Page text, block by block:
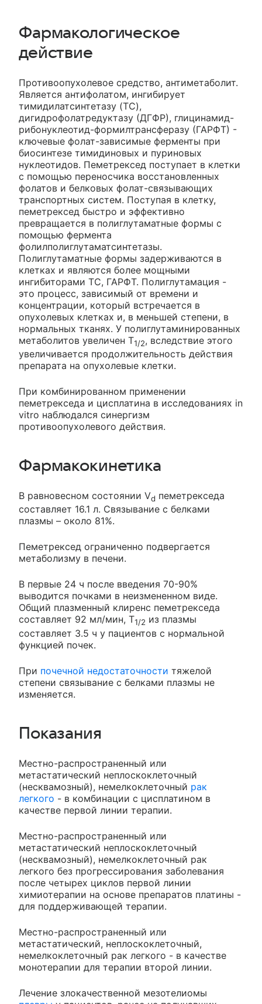
Фармакологическое
действие
Противоопухолевое средство, антиметаболит.
Является антифолатом, ингибирует
тимидилатсинтетазу (TC),
дигидрофолатредуктазу (ДГФР), глицинамид-
рибонуклеотид-формилтрансферазу (ГАРФТ) -
ключевые фолат-зависимые ферменты при
биосинтезе тимидиновых и пуриновых
нуклеотидов. Пеметрексед поступает в клетки
с помощью переносчика восстановленных
фолатов и белковых фолат-связывающих
транспортных систем. Поступая в клетку,
пеметрексед быстро и эффективно
превращается в полиглутаматные формы с
помощью фермента
фолилполиглутаматсинтетазы.
Полиглутаматные формы задерживаются в
клетках и являются более мощными
ингибиторами ТС, ГАРФТ. Полиглутамация -
это процесс, зависимый от времени и
концентрации, который встречается в
опухолевых клетках и, в меньшей степени, в
нормальных тканях. У полиглутаминированных
метаболитов увеличен T1/2, вследствие этого
увеличивается продолжительность действия
препарата на опухолевые клетки.
При комбинированном применении
пеметрекседа и цисплатина в исследованиях in
vitro наблюдался синергизм
противоопухолевого действия.
Фармакокинетика
В равновесном состоянии Vd пеметрекседа
составляет 16.1 л. Связывание с белками
плазмы – около 81%.
Пеметрексед ограниченно подвергается
метаболизму в печени.
В первые 24 ч после введения 70-90%
выводится почками в неизмененном виде.
Общий плазменный клиренс пеметрекседа
составляет 92 мл/мин, T1/2 из плазмы
составляет 3.5 ч у пациентов с нормальной
функцией почек.
При почечной недостаточности тяжелой
степени связывание с белками плазмы не
изменяется.
Показания
Местно-распространенный или
метастатический неплоскоклеточный
(несквамозный), немелкоклеточный рак
легкого - в комбинации с цисплатином в
качестве первой линии терапии.
Местно-распространенный или
метастатический неплоскоклеточный
(несквамозный), немелкоклеточный рак
легкого без прогрессирования заболевания
после четырех циклов первой линии
химиотерапии на основе препаратов платины -
для поддерживающей терапии.
Местно-распространенный или
метастатический, неплоскоклеточный,
немелкоклеточный рак легкого - в качестве
монотерапии для терапии второй линии.
Лечение злокачественной мезотелиомы